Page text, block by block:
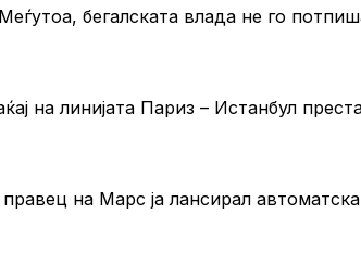
бегалската влада не го
на линијата Париз – Истанбул
на Марс ја лансирал